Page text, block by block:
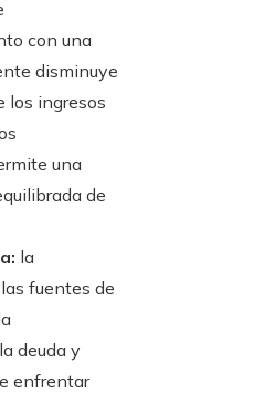
con una
disminuye
los ingresos
una
de
la
fuentes de
deuda y
enfrentar